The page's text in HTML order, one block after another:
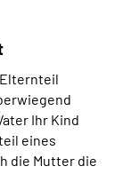
Ihr Kind
eines
die Mutter die